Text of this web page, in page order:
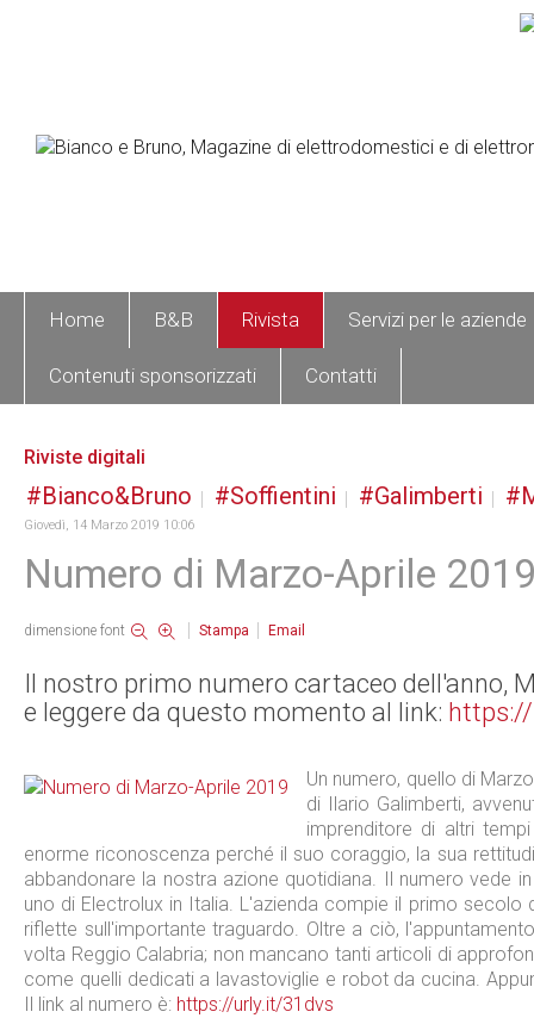
Home B&B Rivista Servizi per le aziende
Contenuti sponsorizzati Contatti
Riviste digitali
Bianco&Bruno Soffientini Galimberti
Giovedì, 14 Marzo 2019 10:06
Numero di Marzo-Aprile
dimensione font Stampa Email
Il nostro primo numero cartaceo dell'anno,
e leggere da questo momento al link:
Un numero, quello di
di Ilario Galimberti,
imprenditore di altri
enorme riconoscenza perché il suo coraggio, la sua
abbandonare la nostra azione quotidiana. Il numero vede
uno di Electrolux in Italia. L'azienda compie il primo secolo
riflette sull'importante traguardo. Oltre a ciò,
volta Reggio Calabria; non mancano tanti articoli di
come quelli dedicati a lavastoviglie e robot da cucina.
Il link al numero è: https://urly.it/31dvs